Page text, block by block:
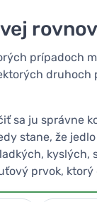
prípadoch
druhoch
sa ju správne
stane, že
kyslých,
prvok,